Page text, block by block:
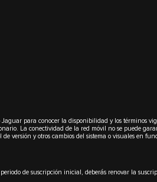
para conocer la disponibilidad y los términos
La conectividad de la red móvil no se puede
y otros cambios del sistema o visuales en
de suscripción inicial, deberás renovar la